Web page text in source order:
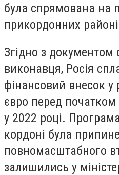
була спрямована на
прикордонних
Згідно з документом
виконавця, Росія
фінансовий внесок у
євро перед початком
у 2022 році.
кордоні була
повномасштабного
залишились у